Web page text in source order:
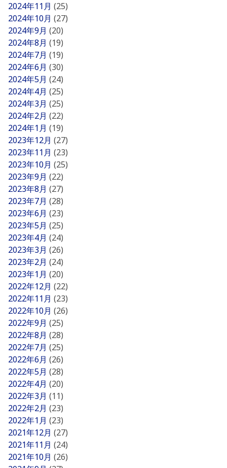
2024年11月 (25)
2024年10月 (27)
2024年9月 (20)
2024年8月 (19)
2024年7月 (19)
2024年6月 (30)
2024年5月 (24)
2024年4月 (25)
2024年3月 (25)
2024年2月 (22)
2024年1月 (19)
2023年12月 (27)
2023年11月 (23)
2023年10月 (25)
2023年9月 (22)
2023年8月 (27)
2023年7月 (28)
2023年6月 (23)
2023年5月 (25)
2023年4月 (24)
2023年3月 (26)
2023年2月 (24)
2023年1月 (20)
2022年12月 (22)
2022年11月 (23)
2022年10月 (26)
2022年9月 (25)
2022年8月 (28)
2022年7月 (25)
2022年6月 (26)
2022年5月 (28)
2022年4月 (20)
2022年3月 (11)
2022年2月 (23)
2022年1月 (23)
2021年12月 (27)
2021年11月 (24)
2021年10月 (26)